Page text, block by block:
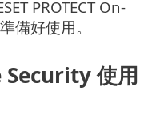
PROTECT On-
備好使用。
Security 使用